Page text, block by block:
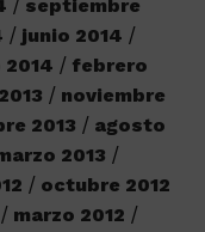
septiembre
junio 2014
2014
febrero
noviembre
2013
agosto
2013
octubre 2012
marzo 2012